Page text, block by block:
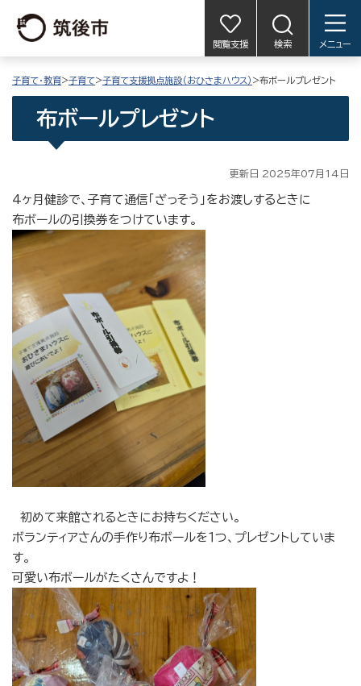
閲覧支援 検索 メニュー
子育て・教育>子育て>子育て支援拠点施設（おひさまハウス） >布ボールプレゼント
布ボールプレゼント
更新日 2025年07月14日
4ヶ月健診で、子育て通信「ざっそう」をお渡しするときに
布ボールの引換券をつけています。
初めて来館されるときにお持ちください。
ボランティアさんの手作り布ボールを１つ、プレゼントしていま
す。
可愛い布ボールがたくさんですよ！